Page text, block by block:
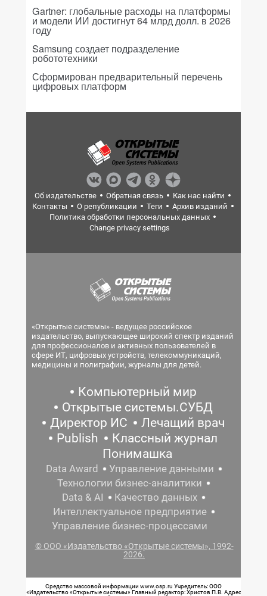
Gartner: глобальные расходы на платформы
и модели ИИ достигнут 64 млрд долл. в 2026
году
Samsung создает подразделение
робототехники
Сформирован предварительный перечень
цифровых платформ
Об издательстве Обратная связь
Как нас найти
Контакты
О републикации Теги
Архив изданий
Политика обработки персональных данных
Change privacy settings
«Открытые системы» - ведущее российское
издательство, выпускающее широкий спектр изданий
для профессионалов и активных пользователей в
сфере ИТ, цифровых устройств, телекоммуникаций,
медицины и полиграфии, журналы для детей.
Компьютерный мир
Открытые системы.СУБД
Директор ИС
Лечащий врач
Publish
Классный журнал
Понимашка
Data Award
Управление данными
Технологии бизнес-аналитики
Data & AI
Качество данных
Интеллектуальное предприятие
Управление бизнес-процессами
© ООО «Издательство «Открытые системы», 1992-
2026.
Средство массовой информации www.osp.ru Учредитель: ООО
«Издательство «Открытые системы» Главный редактор: Христов П.В. Адрес